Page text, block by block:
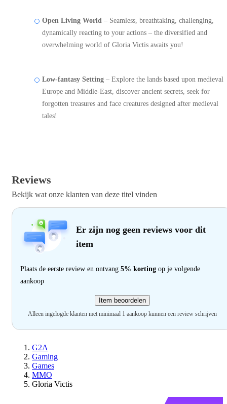
Open Living World – Seamless, breathtaking, challenging,
dynamically reacting to your actions – the diversified and
overwhelming world of Gloria Victis awaits you!
Low-fantasy Setting – Explore the lands based upon medieval
Europe and Middle-East, discover ancient secrets, seek for
forgotten treasures and face creatures designed after medieval
tales!
Reviews
Bekijk wat onze klanten van deze titel vinden
Er zijn nog geen reviews voor dit
item
Plaats de eerste review en ontvang 5% korting op je volgende
aankoop
Item beoordelen
Alleen ingelogde klanten met minimaal 1 aankoop kunnen een review schrijven
G2A
Gaming
Games
MMO
Gloria Victis